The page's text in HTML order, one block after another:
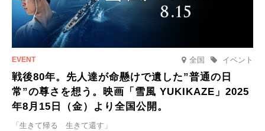
全国 イベント
戦後80年。先人達が命懸けで遺した”普通の日
常”の尊さを想う。映画「雪風 YUKIKAZE」2025
年8月15日（金）より全国公開。
「生きて帰る 生きて還す」